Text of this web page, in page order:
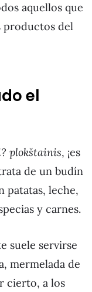
aquellos que
productos del
el
plokštainis, ¡es
de un budín
patatas, leche,
y carnes.
suele servirse
mermelada de
cierto, a los